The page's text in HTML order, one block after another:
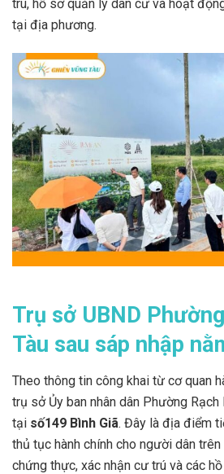
trú, hồ sơ quản lý dân cư và hoạt
tại địa phương.
Trụ sở UBND
Tàu sau sáp nhập
Theo thông tin công khai từ cơ quan
trụ sở Ủy ban nhân dân Phường
tại số149 Bình Giã. Đây là địa điểm
thủ tục hành chính cho người dân
chứng thực, xác nhận cư trú và các